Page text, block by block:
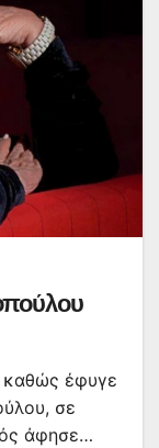
καθώς έφυγε
σε
άφησε…